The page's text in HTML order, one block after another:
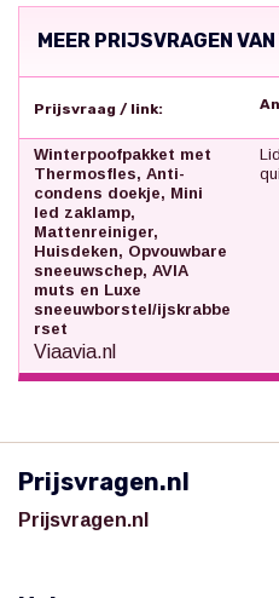
MEER PRIJSVRAGEN
Prijsvraag / link:
Winterpoofpakket met
Thermosfles, Anti-
condens doekje, Mini
led zaklamp,
Mattenreiniger,
Huisdeken, Opvouwbare
sneeuwschep, AVIA
muts en Luxe
sneeuwborstel/ijskrabbe
rset
Viaavia.nl
Prijsvragen.nl
Prijsvragen.nl